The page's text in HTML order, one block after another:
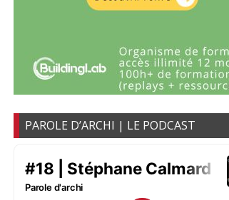
PAROLE D’ARCHI | LE PODCAST